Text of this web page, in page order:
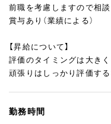
前職を考慮しますので相
賞与あり（業績による）
【昇給について】
評価のタイミングは大き
頑張りはしっかり評価する
勤務時間